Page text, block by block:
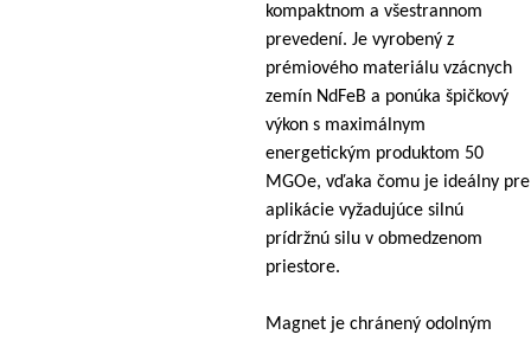
kompaktnom a všestrannom
prevedení. Je vyrobený z
prémiového materiálu vzácnych
zemín NdFeB a ponúka špičkový
výkon s maximálnym
energetickým produktom 50
MGOe, vďaka čomu je ideálny pre
aplikácie vyžadujúce silnú
prídržnú silu v obmedzenom
priestore.
Magnet je chránený odolným